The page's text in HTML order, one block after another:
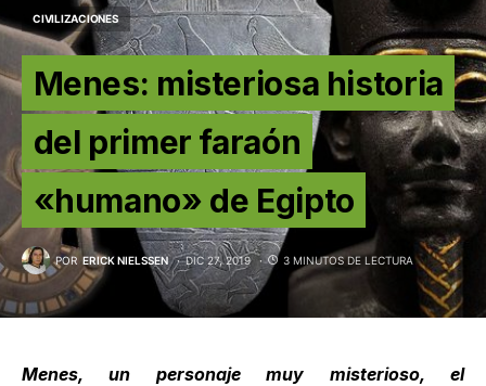
CIVILIZACIONES
Menes: misteriosa historia
del primer faraón
«humano» de Egipto
POR ERICK NIELSSEN DIC 27, 2019 3 MINUTOS DE LECTURA
Menes, un personaje muy misterioso, el